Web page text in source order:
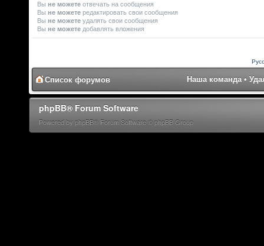
Вы не можете отвечать на сообщения
Вы не можете редактировать свои сообщения
Вы не можете удалять свои сообщения
Вы не можете добавлять вложения
Список форумов Наша команда •
phpBB® Forum Software
Powered by phpBB® Forum Software © phpBB Group